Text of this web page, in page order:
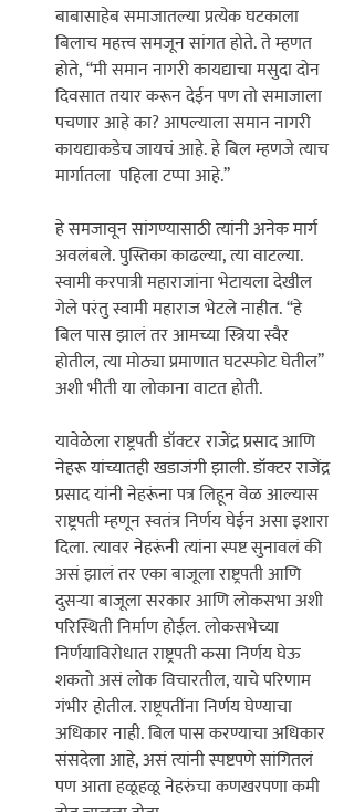
बाबासाहेब समाजातल्या प्रत्येक घटकाला
बिलाच महत्त्व समजून सांगत होते. ते म्हणत
होते, ‘‘मी समान नागरी कायद्याचा मसुदा दोन
दिवसात तयार करून देईन पण तो समाजाला
पचणार आहे का? आपल्याला समान नागरी
कायद्याकडेच जायचं आहे. हे बिल म्हणजे त्याच
मार्गातला  पहिला टप्पा आहे.’’
हे समजावून सांगण्यासाठी त्यांनी अनेक मार्ग
अवलंबले. पुस्तिका काढल्या, त्या वाटल्या.
स्वामी करपात्री महाराजांना भेटायला देखील
गेले परंतु स्वामी महाराज भेटले नाहीत. ‘‘हे
बिल पास झालं तर आमच्या स्त्रिया स्वैर
होतील, त्या मोठ्या प्रमाणात घटस्फोट घेतील’’
अशी भीती या लोकाना वाटत होती.
यावेळेला राष्ट्रपती डॉक्टर राजेंद्र प्रसाद आणि
नेहरू यांच्यातही खडाजंगी झाली. डॉक्टर राजेंद्र
प्रसाद यांनी नेहरूंना पत्र लिहून वेळ आल्यास
राष्ट्रपती म्हणून स्वतंत्र निर्णय घेईन असा इशारा
दिला. त्यावर नेहरूंनी त्यांना स्पष्ट सुनावलं की
असं झालं तर एका बाजूला राष्ट्रपती आणि
दुसर्‍या बाजूला सरकार आणि लोकसभा अशी
परिस्थिती निर्माण होईल. लोकसभेच्या
निर्णयाविरोधात राष्ट्रपती कसा निर्णय घेऊ
शकतो असं लोक विचारतील, याचे परिणाम
गंभीर होतील. राष्ट्रपतींना निर्णय घेण्याचा
अधिकार नाही. बिल पास करण्याचा अधिकार
संसदेला आहे, असं त्यांनी स्पष्टपणे सांगितलं
पण आता हळूहळू नेहरुंचा कणखरपणा कमी